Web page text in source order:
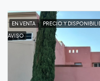
EN VENTA PRECIO Y
AVISO